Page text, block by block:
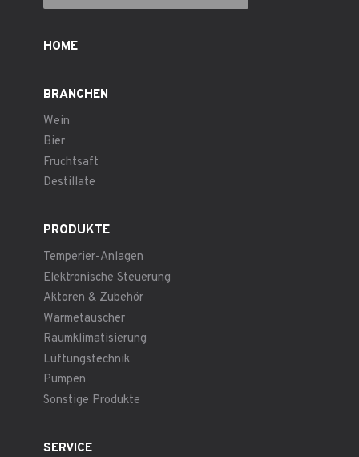
HOME
BRANCHEN
Wein
Bier
Fruchtsaft
Destillate
PRODUKTE
Temperier-Anlagen
Elektronische Steuerung
Aktoren & Zubehör
Wärmetauscher
Raumklimatisierung
Lüftungstechnik
Pumpen
Sonstige Produkte
SERVICE